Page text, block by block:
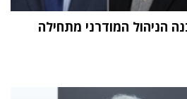
הניהול המודרני מתחילה